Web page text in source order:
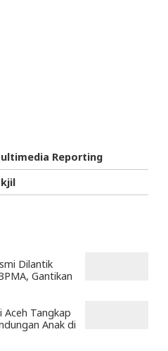
Reporting
Dilantik
Gantikan
Tangkap
Anak di